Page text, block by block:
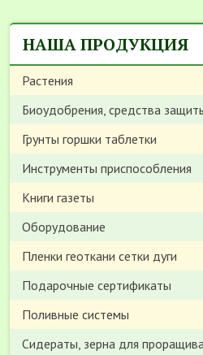
НАША ПРОДУКЦИЯ
Растения
Биоудобрения, средства
Грунты горшки таблетки
Инструменты приспособления
Книги газеты
Оборудование
Пленки геоткани сетки дуги
Подарочные сертификаты
Поливные системы
Сидераты, зерна для